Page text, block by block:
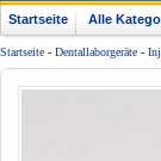
Startseite Alle
Startseite - Dentallaborgeräte -